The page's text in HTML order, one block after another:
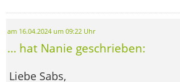
am 16.04.2024 um 09:22 Uhr
... hat Nanie geschrieben:
Liebe Sabs,